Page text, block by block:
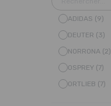
ADIDAS (9)
DEUTER (3)
NORRONA (2)
OSPREY (7)
ORTLIEB (7)